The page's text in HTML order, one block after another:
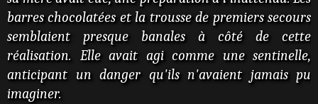
barres chocolatées et la trousse de premiers secours
semblaient presque banales à côté de cette
réalisation. Elle avait agi comme une sentinelle,
anticipant un danger qu'ils n'avaient jamais pu
imaginer.